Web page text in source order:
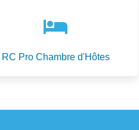
RC Pro Chambre d'Hôtes